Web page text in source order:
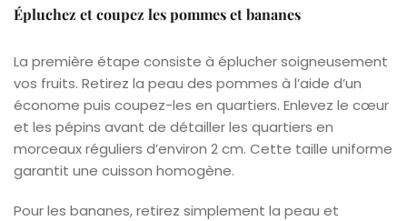
Épluchez et coupez les pommes et bananes
La première étape consiste à éplucher soigneusement
vos fruits. Retirez la peau des pommes à l’aide d’un
économe puis coupez-les en quartiers. Enlevez le cœur
et les pépins avant de détailler les quartiers en
morceaux réguliers d’environ 2 cm. Cette taille uniforme
garantit une cuisson homogène.
Pour les bananes, retirez simplement la peau et